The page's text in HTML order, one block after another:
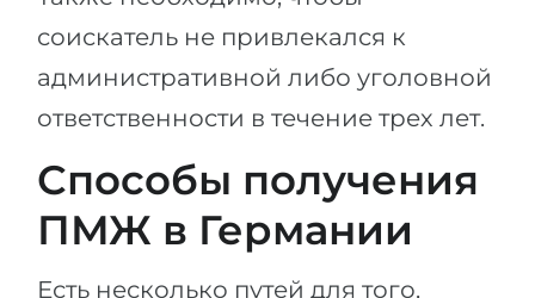
соискатель не привлекался к
административной либо уголовной
ответственности в течение трех лет.
Способы получения
ПМЖ в Германии
Есть несколько путей для того,